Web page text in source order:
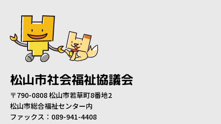
松山市社会福祉協議会
〒790-0808 松山市若草町8番地2
松山市総合福祉センター内
ファックス：089-941-4408